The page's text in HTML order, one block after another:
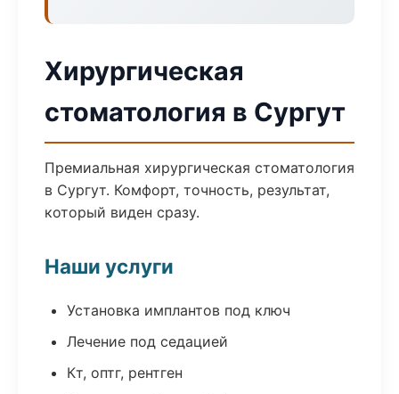
Хирургическая
стоматология в Сургут
Премиальная хирургическая стоматология
в Сургут. Комфорт, точность, результат,
который виден сразу.
Наши услуги
Установка имплантов под ключ
Лечение под седацией
Кт, оптг, рентген